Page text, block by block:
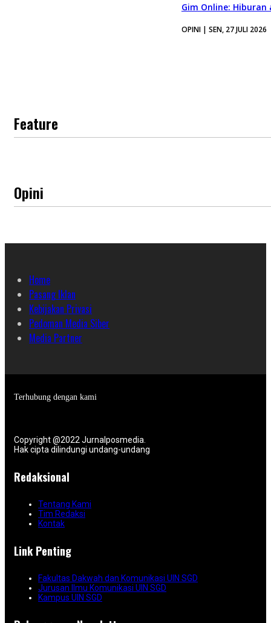
Gim Online:
OPINI | SEN, 27 JULI 2026
Feature
Opini
Home
Pasang Iklan
Kebijakan Privasi
Pedoman Media Siber
Media Partner
Terhubung dengan kami
Copyright @2022 Jurnalposmedia.
Hak cipta dilindungi undang-undang
Redaksional
Tentang Kami
Tim Redaksi
Kontak
Link Penting
Fakultas Dakwah dan Komunikasi UIN SGD
Jurusan Ilmu Komunikasi UIN SGD
Kampus UIN SGD